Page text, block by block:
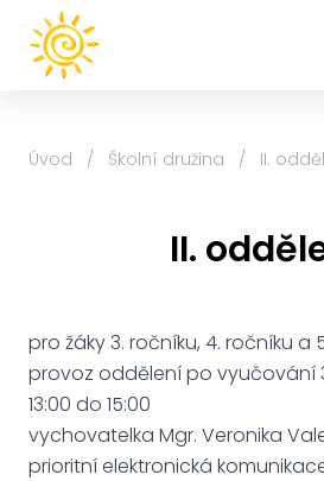
Úvod / Školní družina / II.
II.
pro žáky 3. ročníku, 4. ročníku a
provoz oddělení po vyučování
13:00 do 15:00
vychovatelka Mgr. Veronika
prioritní elektronická